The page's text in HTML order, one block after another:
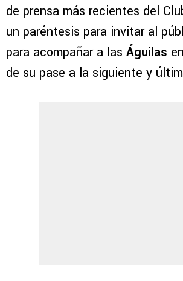
de prensa más recientes del
un paréntesis para invitar al
para acompañar a las Águilas
de su pase a la siguiente y